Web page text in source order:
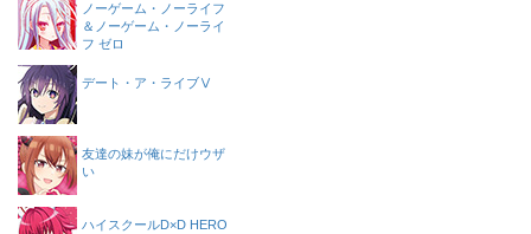
ノーゲーム・ノーライフ
＆ノーゲーム・ノーライ
フ ゼロ
デート・ア・ライブⅤ
友達の妹が俺にだけウザ
い
ハイスクールD×D HERO